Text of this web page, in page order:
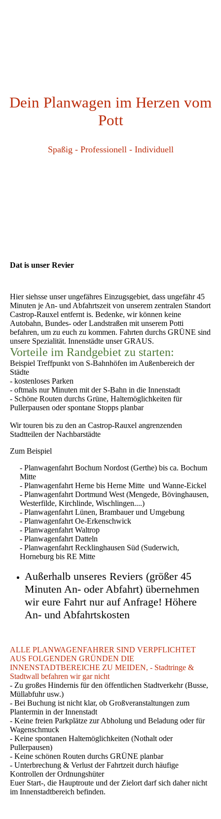
Dein Planwagen im Herzen vom
Pott
Spaßig - Professionell - Individuell
Dat is unser Revier
Hier siehsse unser ungefähres Einzugsgebiet, dass ungefähr 45
Minuten je An- und Abfahrtszeit von unserem zentralen Standort
Castrop-Rauxel entfernt is. Bedenke, wir können keine
Autobahn, Bundes- oder Landstraßen mit unserem Potti
befahren, um zu euch zu kommen. Fahrten durchs GRÜNE sind
unsere Spezialität. Innenstädte unser GRAUS.
Vorteile im Randgebiet zu starten:
Beispiel Treffpunkt von S-Bahnhöfen im Außenbereich der
Städte
- kostenloses Parken
- oftmals nur Minuten mit der S-Bahn in die Innenstadt
- Schöne Routen durchs Grüne, Haltemöglichkeiten für
Pullerpausen oder spontane Stopps planbar
Wir touren bis zu den an Castrop-Rauxel angrenzenden
Stadtteilen der Nachbarstädte
Zum Beispiel
- Planwagenfahrt Bochum Nordost (Gerthe) bis ca. Bochum
Mitte
- Planwagenfahrt Herne bis Herne Mitte und Wanne-Eickel
- Planwagenfahrt Dortmund West (Mengede, Bövinghausen,
Westerfilde, Kirchlinde, Wischlingen....)
- Planwagenfahrt Lünen, Brambauer und Umgebung
- Planwagenfahrt Oe-Erkenschwick
- Planwagenfahrt Waltrop
- Planwagenfahrt Datteln
- Planwagenfahrt Recklinghausen Süd (Suderwich,
Horneburg bis RE Mitte
Außerhalb unseres Reviers (größer 45
Minuten An- oder Abfahrt) übernehmen
wir eure Fahrt nur auf Anfrage! Höhere
An- und Abfahrtskosten
ALLE PLANWAGENFAHRER SIND VERPFLICHTET
AUS FOLGENDEN GRÜNDEN DIE
INNENSTADTBEREICHE ZU MEIDEN, - Stadtringe &
Stadtwall befahren wir gar nicht
- Zu großes Hindernis für den öffentlichen Stadtverkehr (Busse,
Müllabfuhr usw.)
- Bei Buchung ist nicht klar, ob Großveranstaltungen zum
Plantermin in der Innenstadt
- Keine freien Parkplätze zur Abholung und Beladung oder für
Wagenschmuck
- Keine spontanen Haltemöglichkeiten (Nothalt oder
Pullerpausen)
- Keine schönen Routen durchs GRÜNE planbar
- Unterbrechung & Verlust der Fahrtzeit durch häufige
Kontrollen der Ordnungshüter
Euer Start-, die Hauptroute und der Zielort darf sich daher nicht
im Innenstadtbereich befinden.